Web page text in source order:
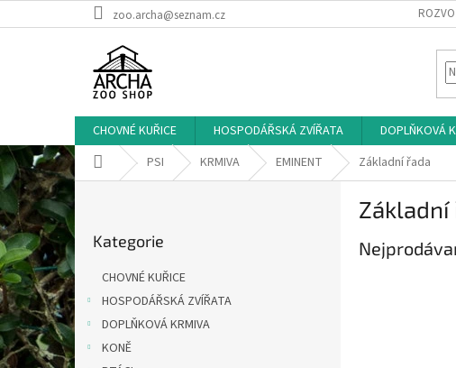
na
zoo.archa@seznam.cz
CHOVNÉ KUŘICE HOSPODÁŘSKÁ ZVÍŘATA DOPLŇKOVÁ
Domů PSI KRMIVA EMINENT Základní řada
o
s
t
r
n
n
kategorie
Kategorie
CHOVNÉ KUŘICE
HOSPODÁŘSKÁ ZVÍŘATA
DOPLŇKOVÁ KRMIVA
KONĚ
Základní